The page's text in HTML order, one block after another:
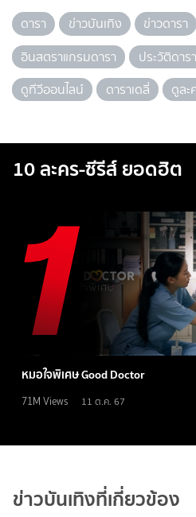
ดารา ข่าวบันเทิง ข่าวดารา
อินสตราแกรมดารา
ประวัติดารา
ดูทีวีออนไลน์
ดาราเดลี่ ดูละ
10 ละคร-ซีรีส์ ยอดฮิต
หมอใจพิเศษ Good Doctor
71M Views 11 ต.ค. 67
ข่าวบันเทิงที่เกี่ยวข้อง